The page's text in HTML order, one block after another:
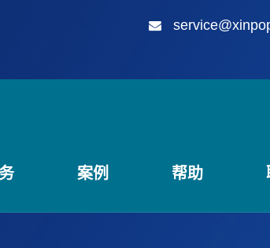
案例 帮助